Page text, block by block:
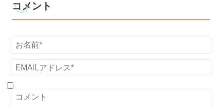
コメント